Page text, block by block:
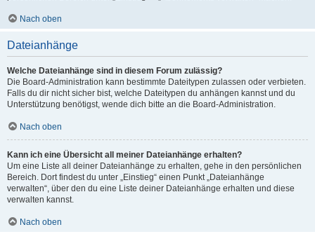
Nach oben
Dateianhänge
Welche Dateianhänge sind in diesem Forum zulässig?
Die Board-Administration kann bestimmte Dateitypen zulassen oder verbieten.
Falls du dir nicht sicher bist, welche Dateitypen du anhängen kannst und du
Unterstützung benötigst, wende dich bitte an die Board-Administration.
Nach oben
Kann ich eine Übersicht all meiner Dateianhänge erhalten?
Um eine Liste all deiner Dateianhänge zu erhalten, gehe in den persönlichen
Bereich. Dort findest du unter „Einstieg“ einen Punkt „Dateianhänge
verwalten“, über den du eine Liste deiner Dateianhänge erhalten und diese
verwalten kannst.
Nach oben